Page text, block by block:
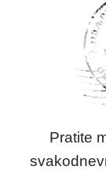
Pratite